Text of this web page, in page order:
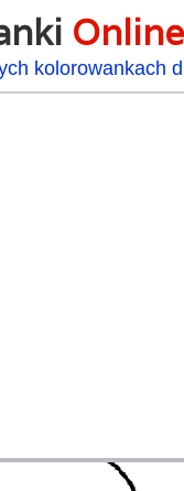
Online
kolorowankach